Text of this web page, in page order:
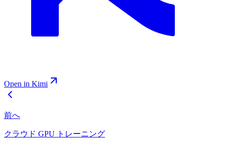
Open in Kimi
前へ
クラウド GPU トレーニング